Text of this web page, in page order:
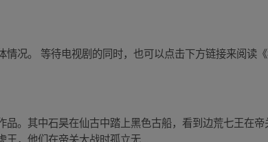
况。 等待电视剧的同时，也可以点击下方链接来阅读
品。其中石昊在仙古中踏上黑色古船，看到边荒七王在
王，他们在帝关大战时孤立无...